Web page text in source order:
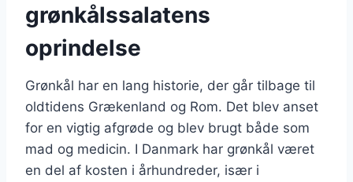
grønkålssalatens
oprindelse
Grønkål har en lang historie, der går tilbage til
oldtidens Grækenland og Rom. Det blev anset
for en vigtig afgrøde og blev brugt både som
mad og medicin. I Danmark har grønkål været
en del af kosten i århundreder, især i